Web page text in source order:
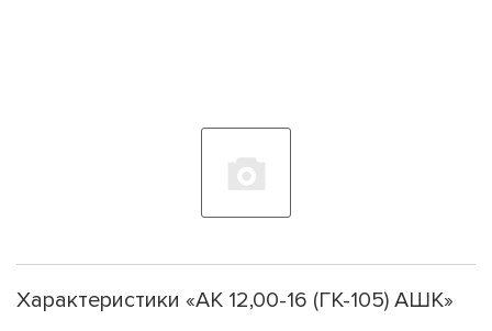
Характеристики «АК 12,00-16 (ГК-105) АШК»